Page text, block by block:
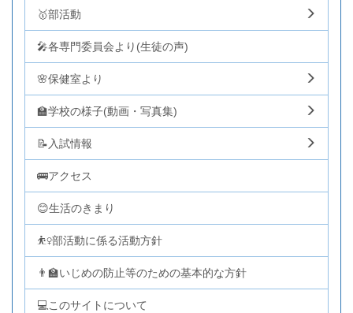
🥇部活動
🎤各専門委員会より(生徒の声)
🌸保健室より
🏫学校の様子(動画・写真集)
📝入試情報
🚌アクセス
😊生活のきまり
⛹️‍♀️部活動に係る活動方針
👨‍🏫いじめの防止等のための基本的な方針
💻このサイトについて